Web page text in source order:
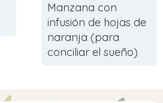
Manzana con
infusión de hojas de
naranja (para
conciliar el sueño)